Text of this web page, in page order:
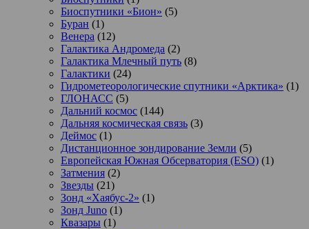
Биоспутники «Бион» (5)
Буран (1)
Венера (12)
Галактика Андромеда (2)
Галактика Млечный путь (8)
Галактики (24)
Гидрометеорологические спутники «Арктика» (1)
ГЛОНАСС (5)
Дальний космос (144)
Дальняя космическая связь (3)
Деймос (1)
Дистанционное зондирование Земли (5)
Европейская Южная Обсерватория (ESO) (1)
Затмения (2)
Звезды (21)
Зонд «Хаябус-2» (1)
Зонд Juno (1)
Квазары (1)